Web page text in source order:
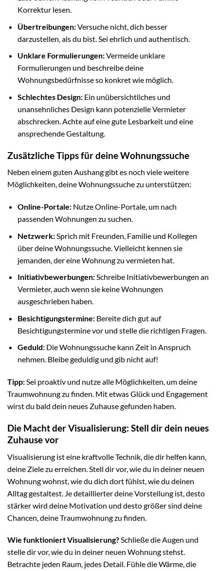
Korrektur lesen.
Übertreibungen:Versuche nicht, dich besser
darzustellen, als du bist. Sei ehrlich und authentisch.
Unklare Formulierungen:Vermeide unklare
Formulierungen und beschreibe deine
Wohnungsbedürfnisse so konkret wie möglich.
Schlechtes Design:Ein unübersichtliches und
unansehnliches Design kann potenzielle Vermieter
abschrecken. Achte auf eine gute Lesbarkeit und eine
ansprechende Gestaltung.
Zusätzliche Tipps für deine Wohnungssuche
Neben einem guten Aushang gibt es noch viele weitere
Möglichkeiten, deine Wohnungssuche zu unterstützen:
Online-Portale:Nutze Online-Portale, um nach
passenden Wohnungen zu suchen.
Netzwerk:Sprich mit Freunden, Familie und Kollegen
über deine Wohnungssuche. Vielleicht kennen sie
jemanden, der eine Wohnung zu vermieten hat.
Initiativbewerbungen:Schreibe Initiativbewerbungen an
Vermieter, auch wenn sie keine Wohnungen
ausgeschrieben haben.
Besichtigungstermine:Bereite dich gut auf
Besichtigungstermine vor und stelle die richtigen Fragen.
Geduld:Die Wohnungssuche kann Zeit in Anspruch
nehmen. Bleibe geduldig und gib nicht auf!
Tipp:Sei proaktiv und nutze alle Möglichkeiten, um deine
Traumwohnung zu finden. Mit etwas Glück und Engagement
wirst du bald dein neues Zuhause gefunden haben.
Die Macht der Visualisierung: Stell dir dein neues
Zuhause vor
Visualisierung ist eine kraftvolle Technik, die dir helfen kann,
deine Ziele zu erreichen. Stell dir vor, wie du in deiner neuen
Wohnung wohnst, wie du dich dort fühlst, wie du deinen
Alltag gestaltest. Je detaillierter deine Vorstellung ist, desto
stärker wird deine Motivation und desto größer sind deine
Chancen, deine Traumwohnung zu finden.
Wie funktioniert Visualisierung?Schließe die Augen und
stelle dir vor, wie du in deiner neuen Wohnung stehst.
Betrachte jeden Raum, jedes Detail. Fühle die Wärme, die